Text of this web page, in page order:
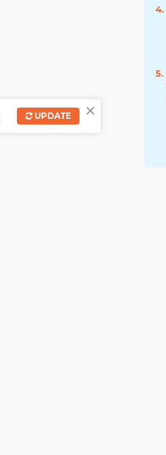
×
UPDATE